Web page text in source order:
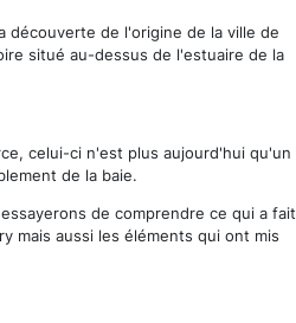
découverte de l'origine de la ville de
situé au-dessus de l'estuaire de la
celui-ci n'est plus aujourd'hui qu'un
de la baie.
de comprendre ce qui a fait
mais aussi les éléments qui ont mis